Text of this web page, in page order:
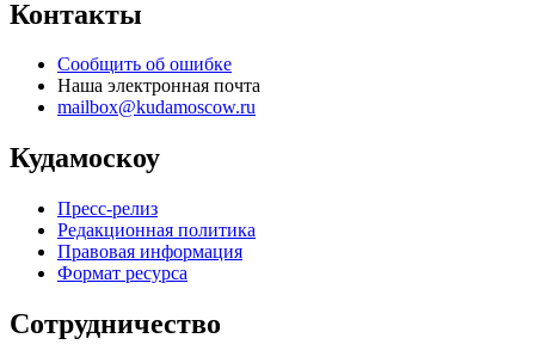
Контакты
Сообщить об ошибке
Наша электронная почта
mailbox@kudamoscow.ru
Кудамоскоу
Пресс-релиз
Редакционная политика
Правовая информация
Формат ресурса
Сотрудничество